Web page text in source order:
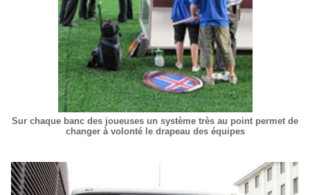
Sur chaque banc des joueuses un système très au point permet de
changer à volonté le drapeau des équipes